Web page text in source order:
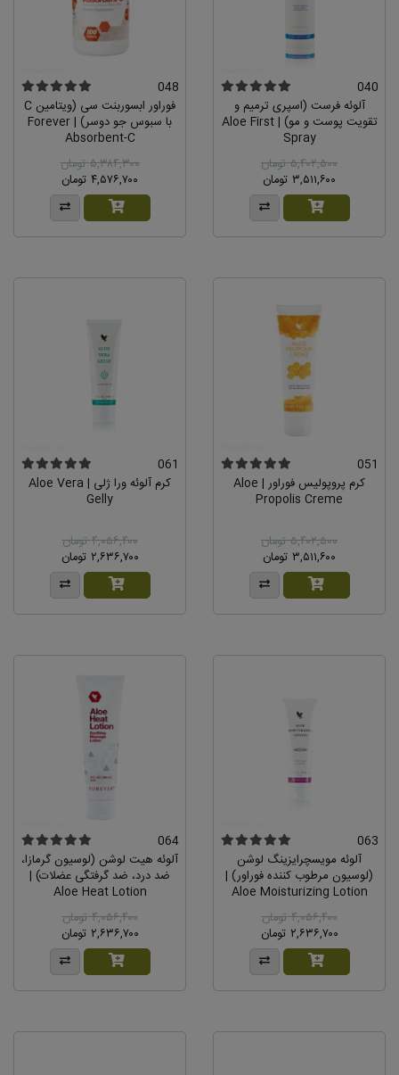
040
آلوئه فرست (اسپری ترمیم و
تقویت پوست و مو) | Aloe First
Spray
۵,۴۰۲,۵۰۰ تومان
۳,۵۱۱,۶۰۰ تومان
048
فوراور ابسوربنت سی (ویتامین C
با سبوس جو دوسر) | Forever
Absorbent-C
۵,۳۸۴,۳۰۰ تومان
۴,۵۷۶,۷۰۰ تومان
051
کرم پروپولیس فوراور | Aloe
Propolis Creme
۵,۴۰۲,۵۰۰ تومان
۳,۵۱۱,۶۰۰ تومان
061
کرم آلوئه ورا ژلی | Aloe Vera
Gelly
۴,۰۵۶,۴۰۰ تومان
۲,۶۳۶,۷۰۰ تومان
063
آلوئه مویسچرایزینگ لوشن
(لوسیون مرطوب کننده فوراور) |
Aloe Moisturizing Lotion
۴,۰۵۶,۴۰۰ تومان
۲,۶۳۶,۷۰۰ تومان
064
آلوئه هیت لوشن (لوسیون گرمازا،
ضد درد، ضد گرفتگی عضلات) |
Aloe Heat Lotion
۴,۰۵۶,۴۰۰ تومان
۲,۶۳۶,۷۰۰ تومان